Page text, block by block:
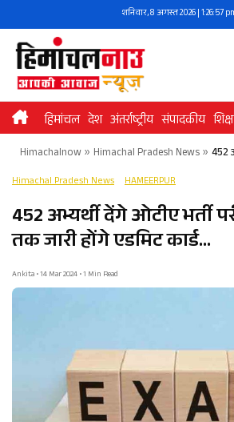
to
content
शनिवार, 8 अगस्त 2026 | 1:26:57
हिमांचल देश अंतर्राष्ट्रीय संपादकीय
Himachalnow» Himachal Pradesh News» 452
Himachal Pradesh News HAMEERPUR
452 अभ्यर्थी देंगे ओटीए भर्ती
तक जारी होंगे एडमिट कार्ड…
Ankita • 14 Mar 2024 • 1 Min Read